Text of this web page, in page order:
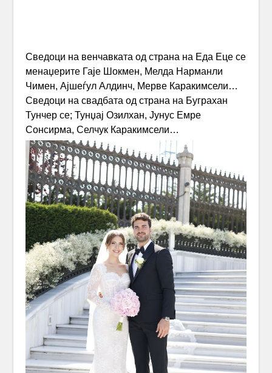
Сведоци на венчавката од страна на Еда Еце се
менаџерите Гаје Шокмен, Мелда Нарманли
Чимен, Ајшеѓул Алдинч, Мерве Каракимсели…
Сведоци на свадбата од страна на Буграхан
Тунчер се; Тунџај Озилхан, Јунус Емре
Сонсирма, Селчук Каракимсели…